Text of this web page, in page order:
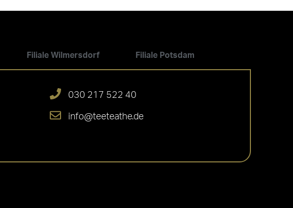
Filiale Wilmersdorf Filiale Potsdam
030 217 522 40
info@teeteathe.de